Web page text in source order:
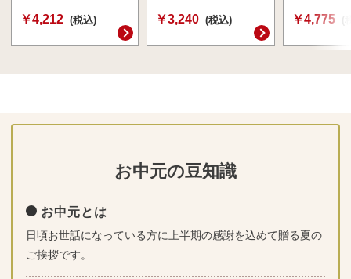
￥4,212 (税込) ￥3,240 (税込) ￥4,775
お中元の豆知識
お中元とは
日頃お世話になっている方に上半期の感謝を込めて贈る夏の
ご挨拶です。